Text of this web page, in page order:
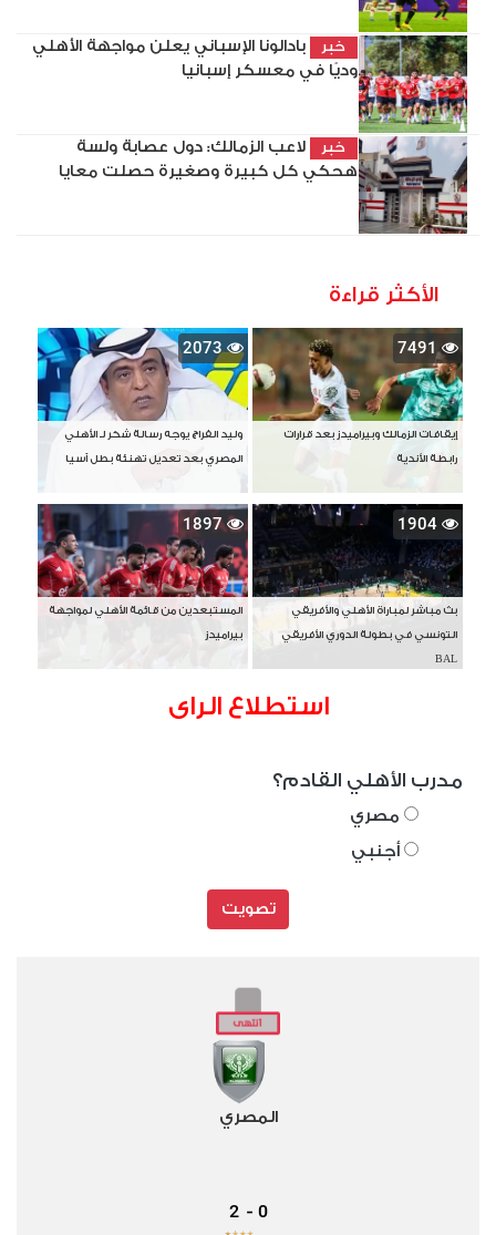
خبر
بادالونا الإسباني يعلن مواجهة الأهلي
وديًا في معسكر إسبانيا
خبر
لاعب الزمالك: دول عصابة ولسة
هحكي كل كبيرة وصغيرة حصلت معايا
الأكثر قراءة
7491
إيقافات الزمالك وبيراميدز بعد قرارات
رابطة الأندية
2073
وليد الفراج يوجه رسالة شكر لـ الأهلي
المصري بعد تعديل تهنئة بطل آسيا
1904
بث مباشر لمباراة الأهلي والأفريقي
التونسي في بطولة الدوري الأفريقي
BAL
1897
المستبعدين من قائمة الأهلي لمواجهة
بيراميدز
استطلاع الراى
مدرب الأهلي القادم؟
مصري
أجنبي
تصويت
المصري
0
-
2